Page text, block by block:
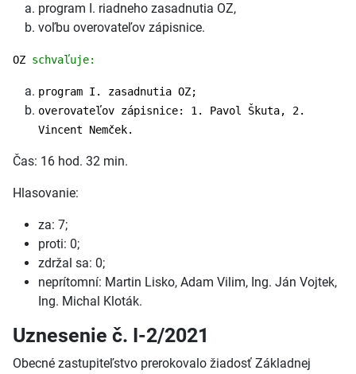
program I. riadneho zasadnutia OZ,
voľbu overovateľov zápisnice.
OZ schvaľuje:
program I. zasadnutia OZ;
overovateľov zápisnice: 1. Pavol Škuta, 2.
Vincent Nemček.
Čas: 16 hod. 32 min.
Hlasovanie:
za: 7;
proti: 0;
zdržal sa: 0;
neprítomní: Martin Lisko, Adam Vilim, Ing. Ján Vojtek,
Ing. Michal Kloták.
Uznesenie č. I-2/2021
Obecné zastupiteľstvo prerokovalo žiadosť Základnej